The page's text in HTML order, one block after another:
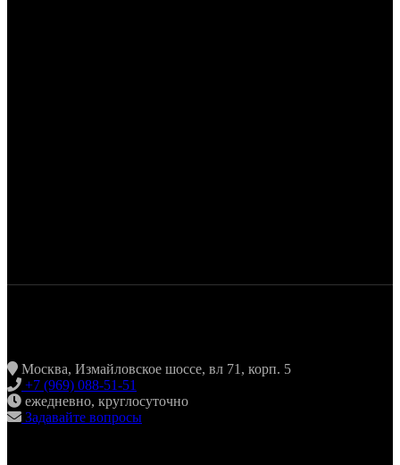
Москва, Измайловское шоссе, вл 71, корп. 5
+7 (969) 088-51-51
ежедневно, круглосуточно
Задавайте вопросы